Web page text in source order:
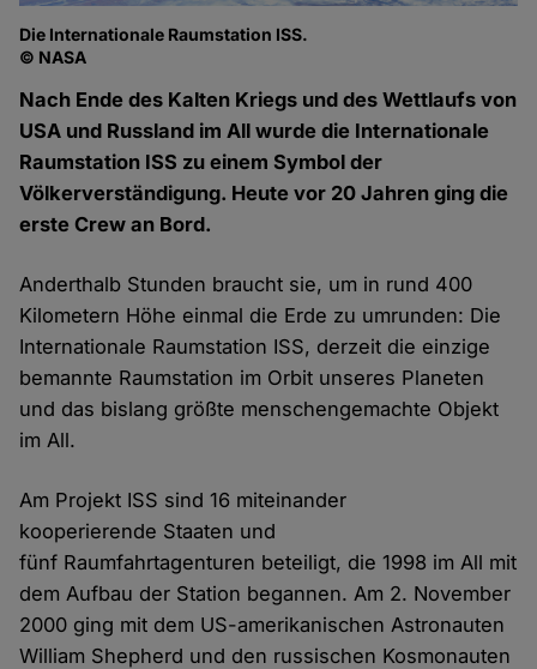
Die Internationale Raumstation ISS.
© NASA
Nach Ende des Kalten Kriegs und des Wettlaufs von
USA und Russland im All wurde die Internationale
Raumstation ISS zu einem Symbol der
Völkerverständigung. Heute vor 20 Jahren ging die
erste Crew an Bord.
Anderthalb Stunden braucht sie, um in rund 400
Kilometern Höhe einmal die Erde zu umrunden: Die
Internationale Raumstation ISS, derzeit die einzige
bemannte Raumstation im Orbit unseres Planeten
und das bislang größte menschengemachte Objekt
im All.
Am Projekt ISS sind 16 miteinander
kooperierende Staaten und
fünf Raumfahrtagenturen beteiligt, die 1998 im All mit
dem Aufbau der Station begannen. Am 2. November
2000 ging mit dem US-amerikanischen Astronauten
William Shepherd und den russischen Kosmonauten